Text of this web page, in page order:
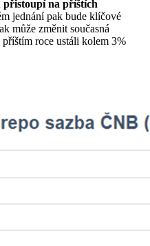
přistoupí na příštích
jednání pak bude klíčové
může změnit současná
roce ustáli kolem 3%